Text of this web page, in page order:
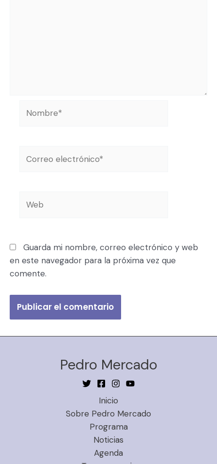
Guarda mi nombre, correo electrónico y web
en este navegador para la próxima vez que
comente.
Pedro Mercado
Inicio
Sobre Pedro Mercado
Programa
Noticias
Agenda